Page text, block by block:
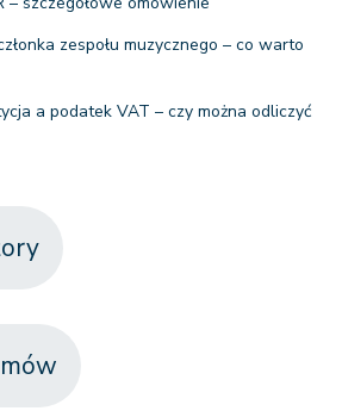
zespołu muzycznego – co warto
a podatek VAT – czy można odliczyć